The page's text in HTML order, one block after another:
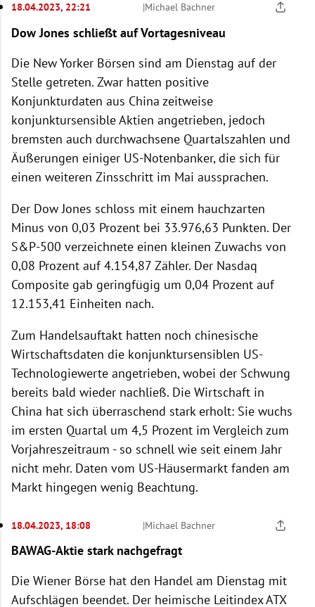
18.04.2023, 22:21 |Michael Bachner
Dow Jones schließt auf Vortagesniveau
Die New Yorker Börsen sind am Dienstag auf der
Stelle getreten. Zwar hatten positive
Konjunkturdaten aus China zeitweise
konjunktursensible Aktien angetrieben, jedoch
bremsten auch durchwachsene Quartalszahlen und
Äußerungen einiger US-Notenbanker, die sich für
einen weiteren Zinsschritt im Mai aussprachen.
Der Dow Jones schloss mit einem hauchzarten
Minus von 0,03 Prozent bei 33.976,63 Punkten. Der
S&P-500 verzeichnete einen kleinen Zuwachs von
0,08 Prozent auf 4.154,87 Zähler. Der Nasdaq
Composite gab geringfügig um 0,04 Prozent auf
12.153,41 Einheiten nach.
Zum Handelsauftakt hatten noch chinesische
Wirtschaftsdaten die konjunktursensiblen US-
Technologiewerte angetrieben, wobei der Schwung
bereits bald wieder nachließ. Die Wirtschaft in
China hat sich überraschend stark erholt: Sie wuchs
im ersten Quartal um 4,5 Prozent im Vergleich zum
Vorjahreszeitraum - so schnell wie seit einem Jahr
nicht mehr. Daten vom US-Häusermarkt fanden am
Markt hingegen wenig Beachtung.
18.04.2023, 18:08 |Michael Bachner
BAWAG-Aktie stark nachgefragt
Die Wiener Börse hat den Handel am Dienstag mit
Aufschlägen beendet. Der heimische Leitindex ATX